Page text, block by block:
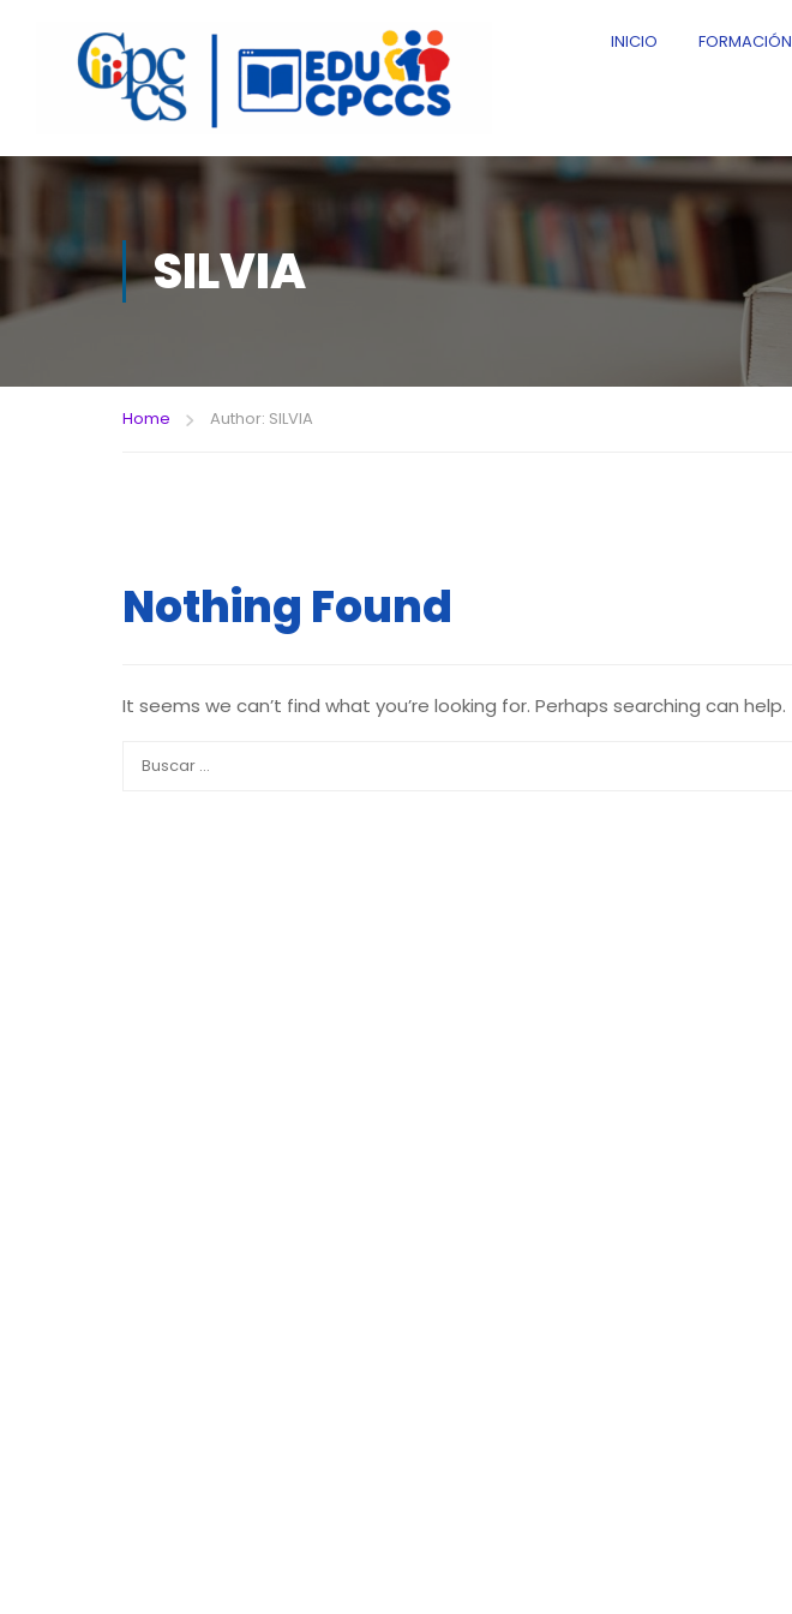
INICIO FORMACIÓN
SILVIA
Home Author: SILVIA
Nothing Found
It seems we can’t find what you’re looking for. Perhaps searching can help.